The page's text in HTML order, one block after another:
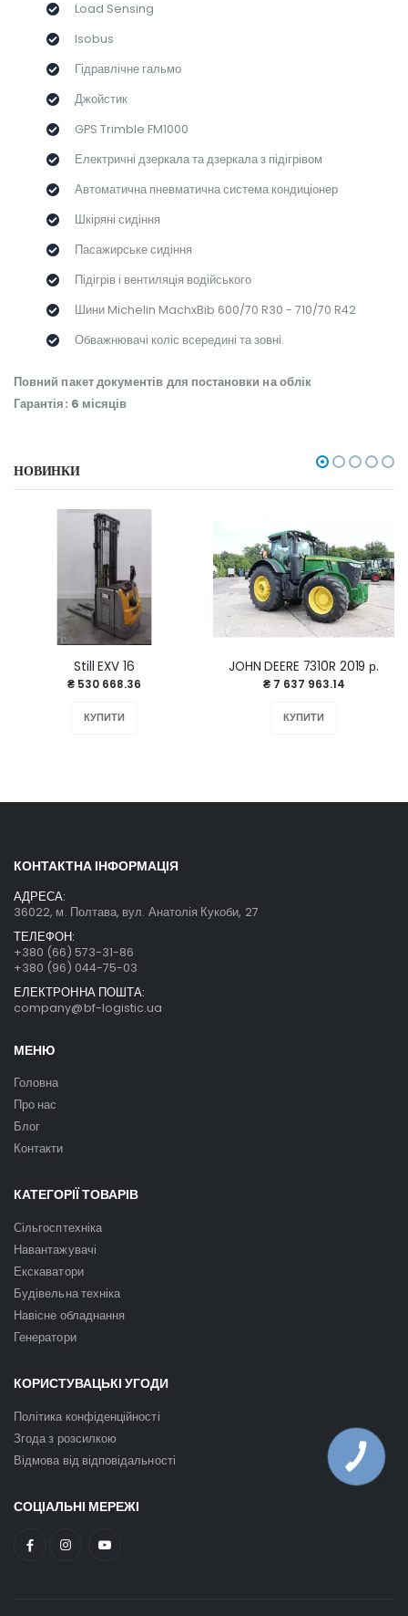
Load Sensing
Isobus
Гідравлічне гальмо
Джойстик
GPS Trimble FM1000
Електричні дзеркала та дзеркала з підігрівом
Автоматична пневматична система кондиціонер
Шкіряні сидіння
Пасажирське сидіння
Підігрів і вентиляція водійського
Шини Michelin MachxBib 600/70 R30 - 710/70 R42
Обважнювачі коліс всередині та зовні.
Повний пакет документів для постановки на облік
Гарантія: 6 місяців
НОВИНКИ
Still EXV 16
₴ 530 668.36
КУПИТИ
JOHN DEERE 7310R 2019 р.
₴ 7 637 963.14
КУПИТИ
КОНТАКТНА ІНФОРМАЦІЯ
АДРЕСА:
36022, м. Полтава, вул. Анатолія Кукоби, 27
ТЕЛЕФОН:
+380 (66) 573-31-86
+380 (96) 044-75-03
ЕЛЕКТРОННА ПОШТА:
company@bf-logistic.ua
МЕНЮ
Головна
Про нас
Блог
Контакти
КАТЕГОРІЇ ТОВАРІВ
Сільгосптехніка
Навантажувачі
Екскаватори
Будівельна техніка
Навісне обладнання
Генератори
КОРИСТУВАЦЬКІ УГОДИ
Політика конфіденційності
Згода з розсилкою
Відмова від відповідальності
СОЦІАЛЬНІ МЕРЕЖІ
КНОПКА
ЗВ'ЯЗКУ